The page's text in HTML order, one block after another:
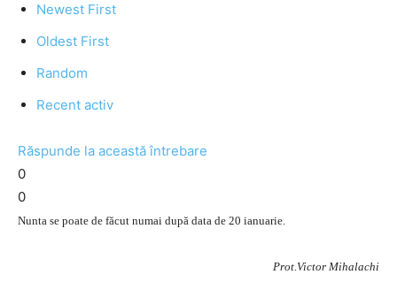
Newest First
Oldest First
Random
Recent activ
Răspunde la această întrebare
0
0
Nunta se poate de făcut numai după data de 20 ianuarie.
Prot.Victor Mihalachi